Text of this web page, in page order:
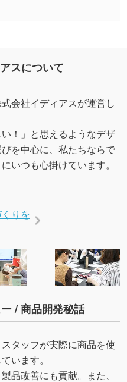
スについて
会社イディアスが運営し
！」と思えるようなデザ
を中心に、私たちならで
いつも心掛けています。
りを
/ 商品開発秘話
タッフが実際に商品を使
います。
品改善にも貢献。また、